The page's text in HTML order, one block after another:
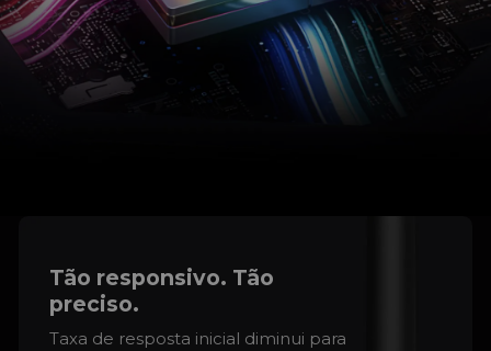
Tão responsivo. Tão
preciso.
Taxa de resposta inicial diminui para